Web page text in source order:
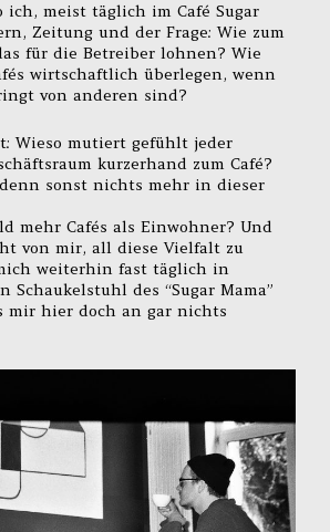
ich, meist täglich im Café Sugar
Zeitung und der Frage: Wie zum
für die Betreiber lohnen? Wie
wirtschaftlich überlegen, wenn
von anderen sind?
Wieso mutiert gefühlt jeder
kurzerhand zum Café?
sonst nichts mehr in dieser
mehr Cafés als Einwohner? Und
von mir, all diese Vielfalt zu
weiterhin fast täglich in
Schaukelstuhl des “Sugar Mama”
mir hier doch an gar nichts